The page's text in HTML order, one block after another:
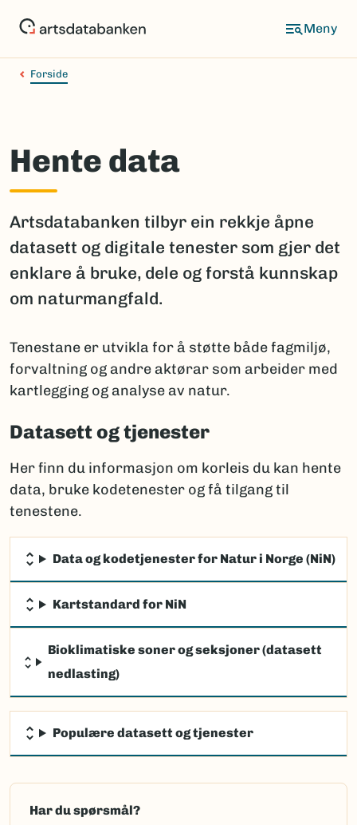
Forside
Hente data
Artsdatabanken tilbyr ein rekkje åpne
datasett og digitale tenester som gjer det
enklare å bruke, dele og forstå kunnskap
om naturmangfald.
Tenestane er utvikla for å støtte både fagmiljø,
forvaltning og andre aktørar som arbeider med
kartlegging og analyse av natur.
Datasett og tjenester
Her finn du informasjon om korleis du kan hente
data, bruke kodetenester og få tilgang til
tenestene.
Data og kodetjenester for Natur i Norge (NiN)
Kartstandard for NiN
Bioklimatiske soner og seksjoner (datasett
nedlasting)
Populære datasett og tjenester
Har du spørsmål?